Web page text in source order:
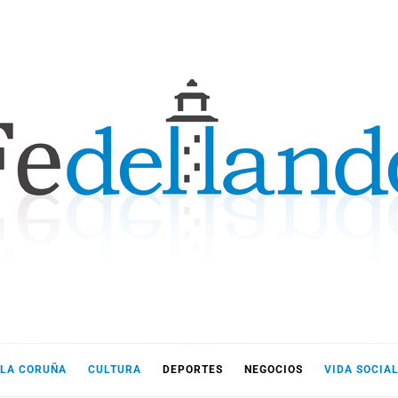
LA CORUÑA CULTURA DEPORTES NEGOCIOS VIDA SOCIAL